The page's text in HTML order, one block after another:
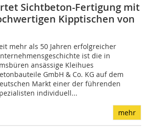
Sichtbeton-Fertigung mit
Kipptischen von
mehr als 50 Jahren erfolgreicher
ist die in
ansässige Kleihues
GmbH & Co. KG auf dem
Markt einer der führenden
individuell...
mehr